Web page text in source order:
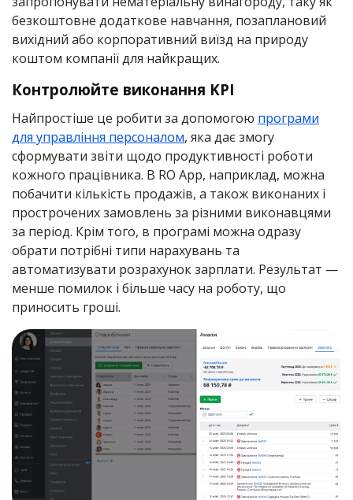
безкоштовне додаткове навчання, позаплановий
вихідний або корпоративний виїзд на природу
коштом компанії для найкращих.
Контролюйте виконання KPI
Найпростіше це робити за допомогою програми
для управління персоналом, яка дає змогу
сформувати звіти щодо продуктивності роботи
кожного працівника. В RO App, наприклад, можна
побачити кількість продажів, а також виконаних і
прострочених замовлень за різними виконавцями
за період. Крім того, в програмі можна одразу
обрати потрібні типи нарахувань та
автоматизувати розрахунок зарплати. Результат —
менше помилок і більше часу на роботу, що
приносить гроші.